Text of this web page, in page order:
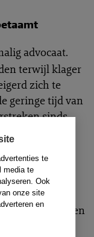
te
media te
Ook
onze site
en
advocaat.
terwijl klager
zich te
geringe tijd van
sinds
hadden
moeten
alsook een
op zichzelf geen
De